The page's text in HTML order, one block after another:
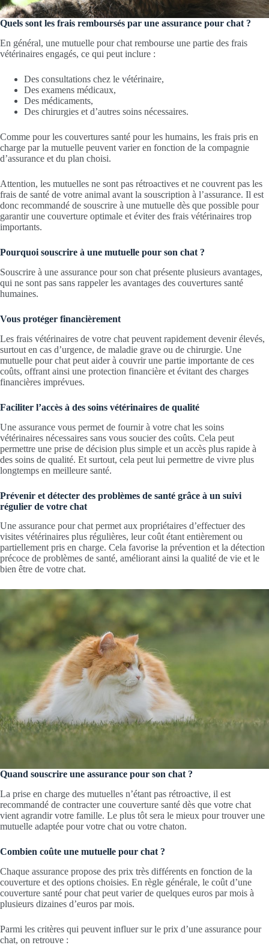
Quels sont les frais remboursés par une assurance pour chat ?
En général, une mutuelle pour chat rembourse une partie des frais
vétérinaires engagés, ce qui peut inclure :
Des consultations chez le vétérinaire,
Des examens médicaux,
Des médicaments,
Des chirurgies et d’autres soins nécessaires.
Comme pour les couvertures santé pour les humains, les frais pris en
charge par la mutuelle peuvent varier en fonction de la compagnie
d’assurance et du plan choisi.
Attention, les mutuelles ne sont pas rétroactives et ne couvrent pas les
frais de santé de votre animal avant la souscription à l’assurance. Il est
donc recommandé de souscrire à une mutuelle dès que possible pour
garantir une couverture optimale et éviter des frais vétérinaires trop
importants.
Pourquoi souscrire à une mutuelle pour son chat ?
Souscrire à une assurance pour son chat présente plusieurs avantages,
qui ne sont pas sans rappeler les avantages des couvertures santé
humaines.
Vous protéger financièrement
Les frais vétérinaires de votre chat peuvent rapidement devenir élevés,
surtout en cas d’urgence, de maladie grave ou de chirurgie. Une
mutuelle pour chat peut aider à couvrir une partie importante de ces
coûts, offrant ainsi une protection financière et évitant des charges
financières imprévues.
Faciliter l’accès à des soins vétérinaires de qualité
Une assurance vous permet de fournir à votre chat les soins
vétérinaires nécessaires sans vous soucier des coûts. Cela peut
permettre une prise de décision plus simple et un accès plus rapide à
des soins de qualité. Et surtout, cela peut lui permettre de vivre plus
longtemps en meilleure santé.
Prévenir et détecter des problèmes de santé grâce à un suivi
régulier de votre chat
Une assurance pour chat permet aux propriétaires d’effectuer des
visites vétérinaires plus régulières, leur coût étant entièrement ou
partiellement pris en charge. Cela favorise la prévention et la détection
précoce de problèmes de santé, améliorant ainsi la qualité de vie et le
bien être de votre chat.
Quand souscrire une assurance pour son chat ?
La prise en charge des mutuelles n’étant pas rétroactive, il est
recommandé de contracter une couverture santé dès que votre chat
vient agrandir votre famille. Le plus tôt sera le mieux pour trouver une
mutuelle adaptée pour votre chat ou votre chaton.
Combien coûte une mutuelle pour chat ?
Chaque assurance propose des prix très différents en fonction de la
couverture et des options choisies. En règle générale, le coût d’une
couverture santé pour chat peut varier de quelques euros par mois à
plusieurs dizaines d’euros par mois.
Parmi les critères qui peuvent influer sur le prix d’une assurance pour
chat, on retrouve :